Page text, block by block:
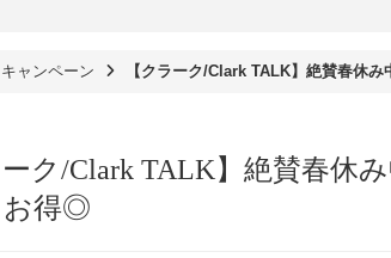
キャンペーン 【クラーク/Clark TALK】絶賛春休
ーク/Clark TALK】絶賛春休
お得◎